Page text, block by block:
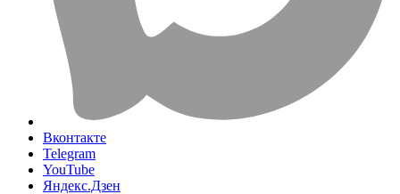
Вконтакте
Telegram
YouTube
Яндекс.Дзен